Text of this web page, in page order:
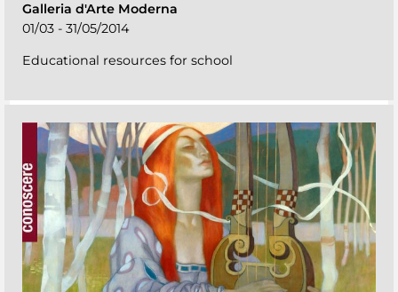
Galleria d'Arte Moderna
01/03 - 31/05/2014
Educational resources for school